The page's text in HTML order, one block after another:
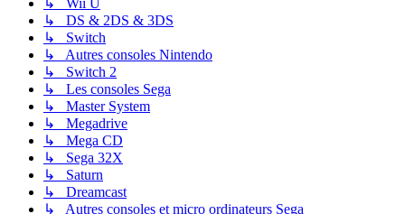
↳ Wii U
↳ DS & 2DS & 3DS
↳ Switch
↳ Autres consoles Nintendo
↳ Switch 2
↳ Les consoles Sega
↳ Master System
↳ Megadrive
↳ Mega CD
↳ Sega 32X
↳ Saturn
↳ Dreamcast
↳ Autres consoles et micro ordinateurs Sega